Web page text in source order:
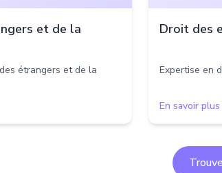
et de la
étrangers et de la
Droit des
Expertise en
En savoir plus